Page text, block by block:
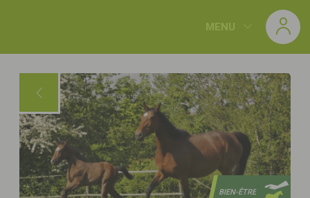
MENU
BIEN-ÊTRE